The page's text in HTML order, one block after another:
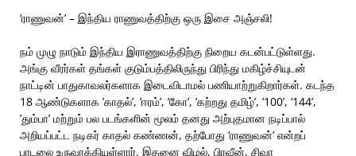
‘ராணுவன்’ – இந்திய ராணுவத்திற்கு ஒரு இசை அஞ்சலி!
நம் முழு நாடும் இந்திய இராணுவத்திற்கு நிறைய கடன்பட்டுள்ளது.
அங்கு வீரர்கள் தங்கள் குடும்பத்திலிருந்து பிரிந்து மகிழ்ச்சியுடன்
நாட்டின் பாதுகாவலர்களாக இடைவிடாமல் பணியாற்றுகிறார்கள். கடந்த
18 ஆண்டுகளாக ’காதல்’, ’ஈரம்’, ’கோ’, ’கற்றது தமிழ்’, ’100’, ‘144’,
’தும்பா’ மற்றும் பல படங்களின் மூலம் தனது அற்புதமான நடிப்பால்
அறியப்பட்ட நடிகர் காதல் கண்ணன், தற்போது ‘ராணுவன்’ என்றப்
பாடலை உருவாக்கியுள்ளார். இதனை விமல், பிரவீன், சிவா